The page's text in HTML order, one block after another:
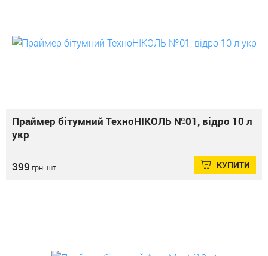
Праймер бітумний ТехноНІКОЛЬ №01, відро 10 л
укр
399 грн. шт. КУПИТИ